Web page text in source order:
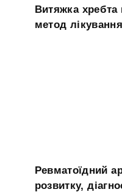
Витяжка
метод
Ревматоїдний
розвитку,